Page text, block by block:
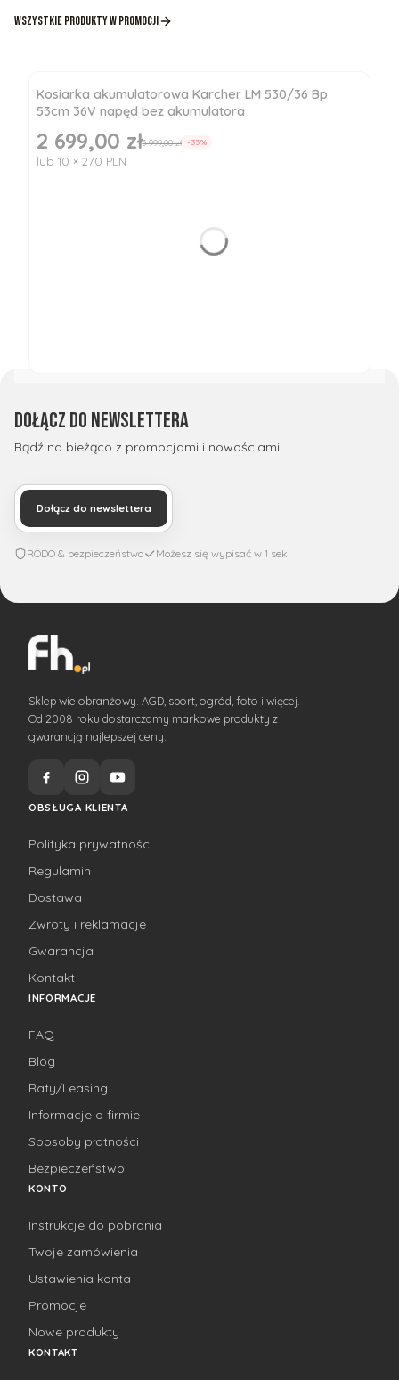
Wszystkie produkty w promocji
Kosiarka akumulatorowa Karcher LM 530/36 Bp
53cm 36V napęd bez akumulatora
Cena promocyjna
2 699,00 zł3 999,00 zł -33%
lub 10 × 270 PLN
Dołącz do newslettera
Bądź na bieżąco z promocjami i nowościami.
Dołącz do newslettera
RODO & bezpieczeństwo Możesz się wypisać w 1 sek
Sklep wielobranżowy. AGD, sport, ogród, foto i więcej.
Od 2008 roku dostarczamy markowe produkty z
gwarancją najlepszej ceny.
OBSŁUGA KLIENTA
Polityka prywatności
Regulamin
Dostawa
Zwroty i reklamacje
Gwarancja
Kontakt
INFORMACJE
FAQ
Blog
Raty/Leasing
Informacje o firmie
Sposoby płatności
Bezpieczeństwo
KONTO
Instrukcje do pobrania
Twoje zamówienia
Ustawienia konta
Promocje
Nowe produkty
KONTAKT